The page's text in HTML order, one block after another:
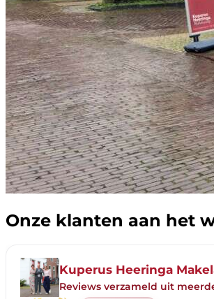
Onze klanten aan het